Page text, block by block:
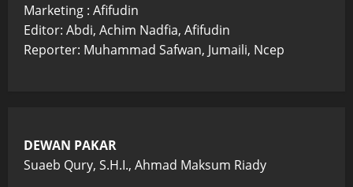
Marketing : Afifudin
Editor: Abdi, Achim Nadfia, Afifudin
Reporter: Muhammad Safwan, Jumaili, Ncep
DEWAN PAKAR
Suaeb Qury, S.H.I., Ahmad Maksum Riady